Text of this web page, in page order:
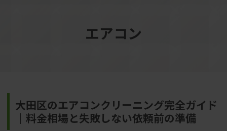
エアコン
大田区のエアコンクリーニング完全ガイド
｜料金相場と失敗しない依頼前の準備